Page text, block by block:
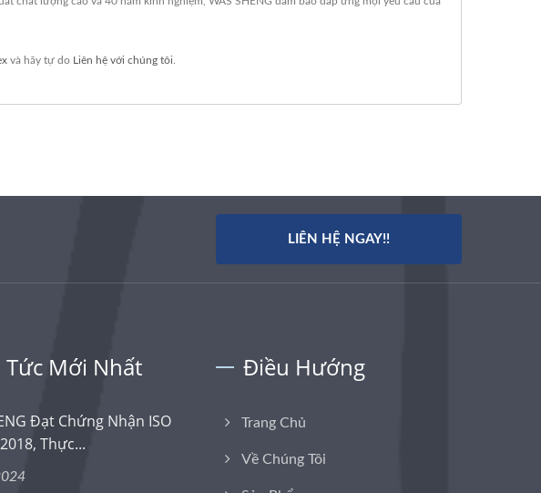
và hãy tự do Liên hệ với chúng tôi
LIÊN HỆ NGAY!!
Tức Mới Nhất
Đạt Chứng Nhận ISO
Thực...
Điều Hướng
Trang Chủ
Về Chúng Tôi